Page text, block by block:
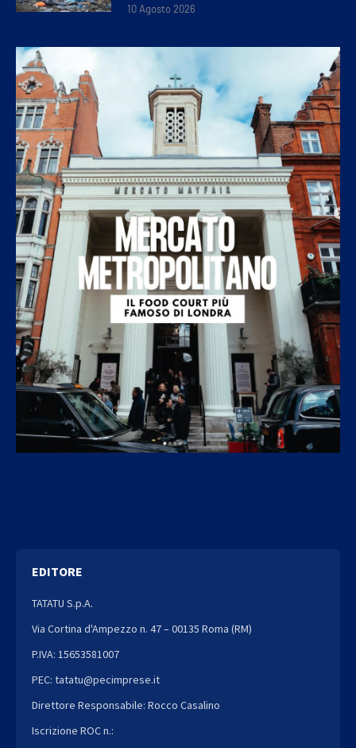
10 Agosto 2026
EDITORE
TATATU S.p.A.
Via Cortina d'Ampezzo n. 47 – 00135 Roma (RM)
P.IVA: 15653581007
PEC: tatatu@pecimprese.it
Direttore Responsabile: Rocco Casalino
Iscrizione ROC n.: